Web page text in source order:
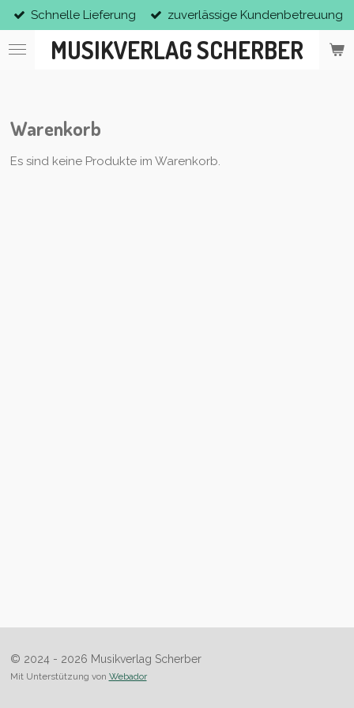
Zum
Hauptinhalt
springenMUSIKVERLAG SCHERBER
Schnelle Lieferung zuverlässige Kundenbetreuung
Warenkorb
Es sind keine Produkte im Warenkorb.
© 2024 - 2026 Musikverlag Scherber
Mit Unterstützung von Webador